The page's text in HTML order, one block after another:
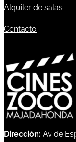
Alquiler de salas
Contacto
Dirección: Av de